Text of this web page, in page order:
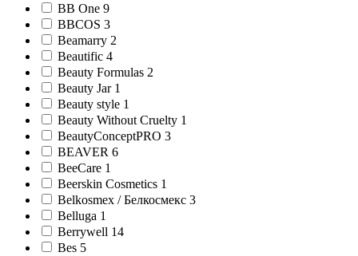
BB One 9
BBCOS 3
Beamarry 2
Beautific 4
Beauty Formulas 2
Beauty Jar 1
Beauty style 1
Beauty Without Cruelty 1
BeautyConceptPRO 3
BEAVER 6
BeeCare 1
Beerskin Cosmetics 1
Belkosmex / Белкосмекс 3
Belluga 1
Berrywell 14
Bes 5